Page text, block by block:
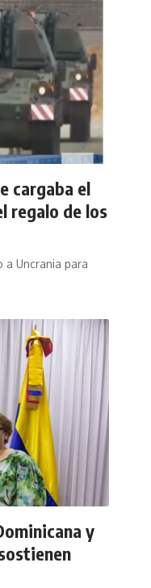
cargaba el
regalo de los
Uncrania para
y